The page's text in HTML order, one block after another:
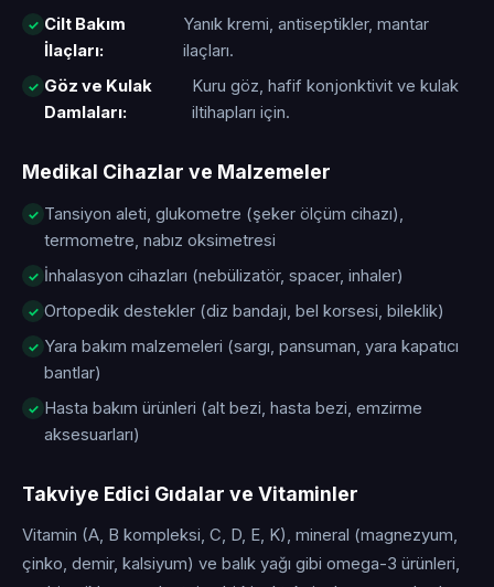
Cilt Bakım
İlaçları:
Yanık kremi, antiseptikler, mantar
ilaçları.
Göz ve Kulak
Damlaları:
Kuru göz, hafif konjonktivit ve kulak
iltihapları için.
Medikal Cihazlar ve Malzemeler
Tansiyon aleti, glukometre (şeker ölçüm cihazı),
termometre, nabız oksimetresi
İnhalasyon cihazları (nebülizatör, spacer, inhaler)
Ortopedik destekler (diz bandajı, bel korsesi, bileklik)
Yara bakım malzemeleri (sargı, pansuman, yara kapatıcı
bantlar)
Hasta bakım ürünleri (alt bezi, hasta bezi, emzirme
aksesuarları)
Takviye Edici Gıdalar ve Vitaminler
Vitamin (A, B kompleksi, C, D, E, K), mineral (magnezyum,
çinko, demir, kalsiyum) ve balık yağı gibi omega-3 ürünleri,